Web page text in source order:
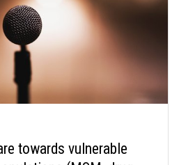
towards vulnerable